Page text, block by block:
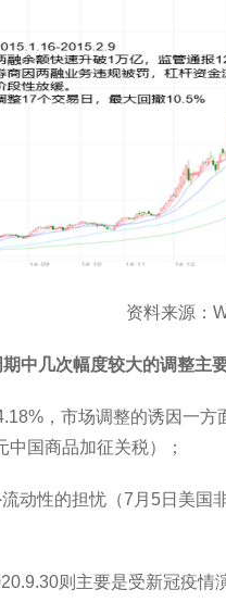
资料来源：
中几次幅度较大的调整主
，市场调整的诱因一
国商品加征关税）；
动性的担忧（7月5日美
则主要是受新冠疫